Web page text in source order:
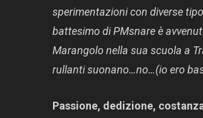
sperimentazioni con diverse
battesimo di PMsnare è
Marangolo nella sua scuola a
rullanti suonano…no…(io ero
Passione, dedizione,